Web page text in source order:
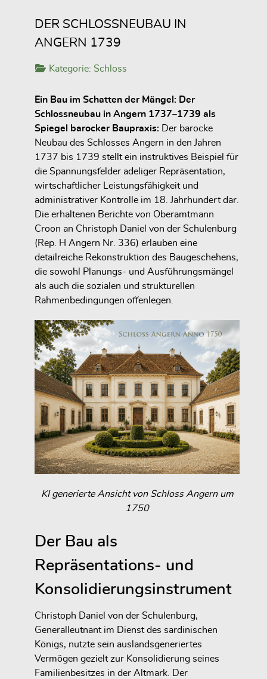
DER SCHLOSSNEUBAU IN
ANGERN 1739
Kategorie: Schloss
Ein Bau im Schatten der Mängel: Der
Schlossneubau in Angern 1737–1739 als
Spiegel barocker Baupraxis:
Der barocke
Neubau des Schlosses Angern in den Jahren
1737 bis 1739 stellt ein instruktives Beispiel für
die Spannungsfelder adeliger Repräsentation,
wirtschaftlicher Leistungsfähigkeit und
administrativer Kontrolle im 18. Jahrhundert dar.
Die erhaltenen Berichte von Oberamtmann
Croon an Christoph Daniel von der Schulenburg
(Rep. H Angern Nr. 336) erlauben eine
detailreiche Rekonstruktion des Baugeschehens,
die sowohl Planungs- und Ausführungsmängel
als auch die sozialen und strukturellen
Rahmenbedingungen offenlegen.
KI generierte Ansicht von Schloss Angern um
1750
Der Bau als
Repräsentations- und
Konsolidierungsinstrument
Christoph Daniel von der Schulenburg,
Generalleutnant im Dienst des sardinischen
Königs, nutzte sein auslandsgeneriertes
Vermögen gezielt zur Konsolidierung seines
Familienbesitzes in der Altmark. Der